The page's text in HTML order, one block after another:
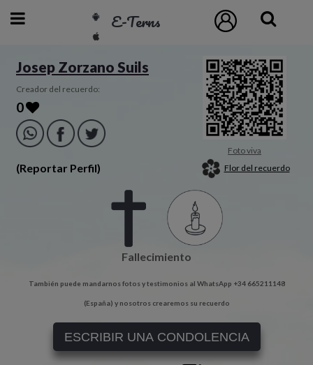
E-Terns
ENG
POR
Inicio
Acceso
Josep Zorzano Suils
Creador del recuerdo:
0
(Reportar Perfil)
Foto viva
Flor del recuerdo
Fallecimiento
También puede mandarnos fotos y testimonios al WhatsApp +34 665211148
(España) y nosotros crearemos su recuerdo
ESCRIBIR UNA CONDOLENCIA